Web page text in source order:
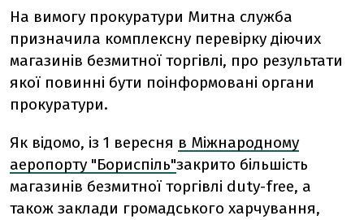
На вимогу прокуратури Митна служба
призначила комплексну перевірку діючих
магазинів безмитної торгівлі, про результати
якої повинні бути поінформовані органи
прокуратури.
Як відомо, із 1 вересня в Міжнародному
аеропорту "Бориспіль"закрито більшість
магазинів безмитної торгівлі duty-free, а
також заклади громадського харчування,